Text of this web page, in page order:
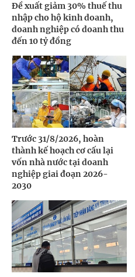
Đề xuất giảm 30% thuế thu
nhập cho hộ kinh doanh,
doanh nghiệp có doanh thu
đến 10 tỷ đồng
Trước 31/8/2026, hoàn
thành kế hoạch cơ cấu lại
vốn nhà nước tại doanh
nghiệp giai đoạn 2026-
2030